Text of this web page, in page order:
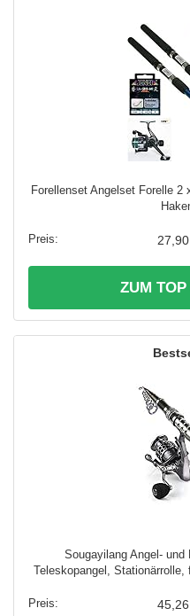
Forellenset Angelset Forelle
ZUM
Sougayilang Angel- und
Teleskopangel, Stationärrolle,